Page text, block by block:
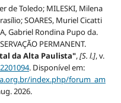
de Toledo; MILESKI, Milena
SOARES, Muriel Cicatti
Gabriel Rondina Pupo da.
PERMANENT.
da Alta Paulista",[S. l.], v.
. Disponível em:
index.php/forum_am
2026.